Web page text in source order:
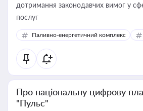
дотримання законодавчих вимог у
послуг
Паливно-енергетичний комплекс
Про національну цифрову
"Пульс"